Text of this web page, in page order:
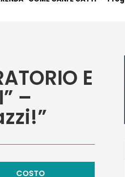
E
–
COSTO